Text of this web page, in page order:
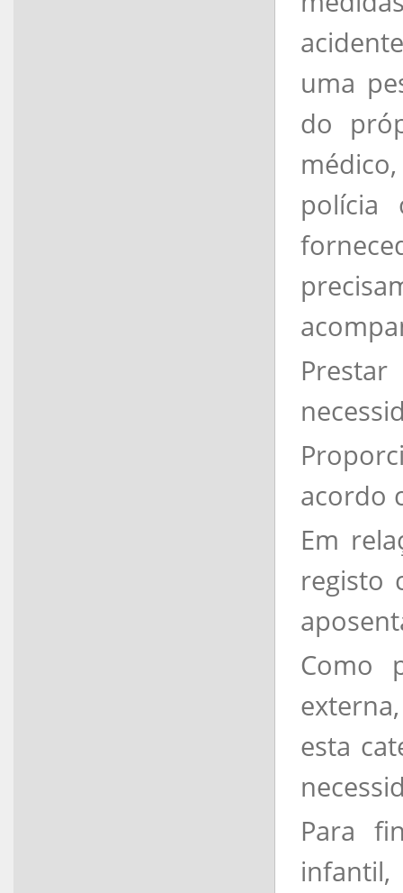
uma
do
polícia
acordo
Em
registo
Como
esta
Para
infantil,